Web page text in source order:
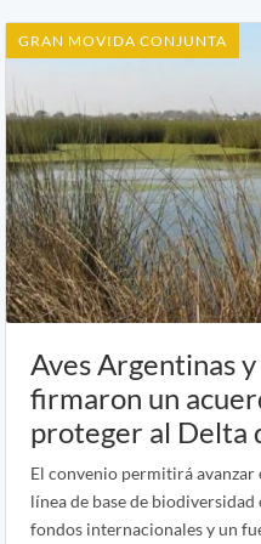
GRAN MOVIDA CONJUNTA
Aves Argentinas
firmaron un
proteger al Delta
El convenio permitirá avanzar
línea de base de biodiversidad
fondos internacionales y un